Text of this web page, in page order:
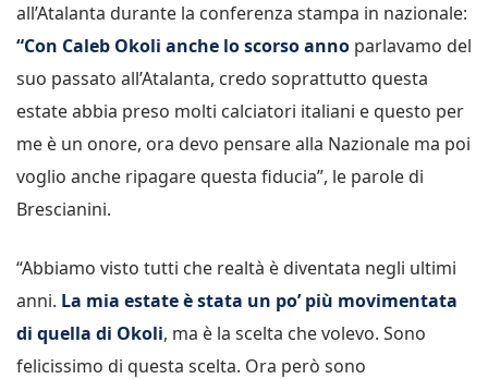
all’Atalanta durante la conferenza stampa in nazionale:
“Con Caleb Okoli anche lo scorso anno parlavamo del
suo passato all’Atalanta, credo soprattutto questa
estate abbia preso molti calciatori italiani e questo per
me è un onore, ora devo pensare alla Nazionale ma poi
voglio anche ripagare questa fiducia”, le parole di
Brescianini.
“Abbiamo visto tutti che realtà è diventata negli ultimi
anni. La mia estate è stata un po’ più movimentata
di quella di Okoli, ma è la scelta che volevo. Sono
felicissimo di questa scelta. Ora però sono